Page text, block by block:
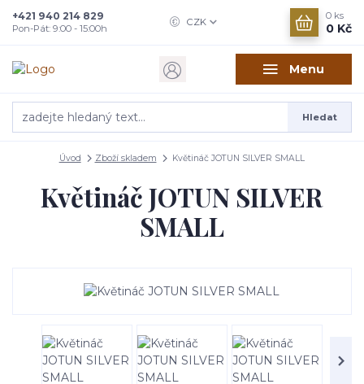
Menu
CZK
Hledat
+421 940 214 829
Pon-Pát: 9:00 - 15:00h
0 ks
0 Kč
Úvod Zboží skladem Květináč JOTUN SILVER SMALL
Květináč JOTUN SILVER
SMALL